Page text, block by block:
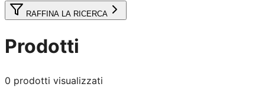
RAFFINA LA RICERCA
Prodotti
0 prodotti visualizzati